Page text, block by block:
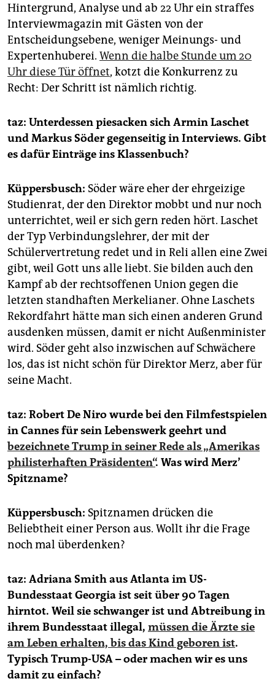
Hintergrund, Analyse und ab 22 Uhr ein straffes
Interviewmagazin mit Gästen von der
Entscheidungsebene, weniger Meinungs- und
Expertenhuberei. Wenn die halbe Stunde um 20
Uhr diese Tür öffnet, kotzt die Konkurrenz zu
Recht: Der Schritt ist nämlich richtig.
taz: Unterdessen piesacken sich Armin Laschet
und Markus Söder gegenseitig in Interviews. Gibt
es dafür Einträge ins Klassenbuch?
Küppersbusch: Söder wäre eher der ehrgeizige
Studienrat, der den Direktor mobbt und nur noch
unterrichtet, weil er sich gern reden hört. Laschet
der Typ Verbindungslehrer, der mit der
Schülervertretung redet und in Reli allen eine Zwei
gibt, weil Gott uns alle liebt. Sie bilden auch den
Kampf ab der rechtsoffenen Union gegen die
letzten standhaften Merkelianer. Ohne Laschets
Rekordfahrt hätte man sich einen anderen Grund
ausdenken müssen, damit er nicht Außenminister
wird. Söder geht also inzwischen auf Schwächere
los, das ist nicht schön für Direktor Merz, aber für
seine Macht.
taz: Robert De Niro wurde bei den Filmfestspielen
in Cannes für sein Lebenswerk geehrt und
bezeichnete Trump in seiner Rede als „Amerikas
philisterhaften Präsidenten“. Was wird Merz’
Spitzname?
Küppersbusch: Spitznamen drücken die
Beliebtheit einer Person aus. Wollt ihr die Frage
noch mal überdenken?
taz: Adriana Smith aus Atlanta im US-
Bundesstaat Georgia ist seit über 90 Tagen
hirntot. Weil sie schwanger ist und Abtreibung in
ihrem Bundesstaat illegal, müssen die Ärzte sie
am Leben erhalten, bis das Kind geboren ist.
Typisch Trump-USA – oder machen wir es uns
damit zu einfach?